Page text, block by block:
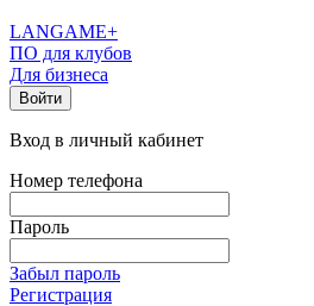
LANGAME+
ПО для клубов
Для бизнеса
Войти
Вход в личный кабинет
Номер телефона
Пароль
Забыл пароль
Регистрация